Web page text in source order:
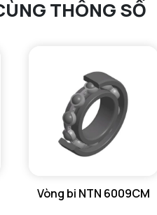
THÔNG SỐ
Vòng bi NTN 6009CM